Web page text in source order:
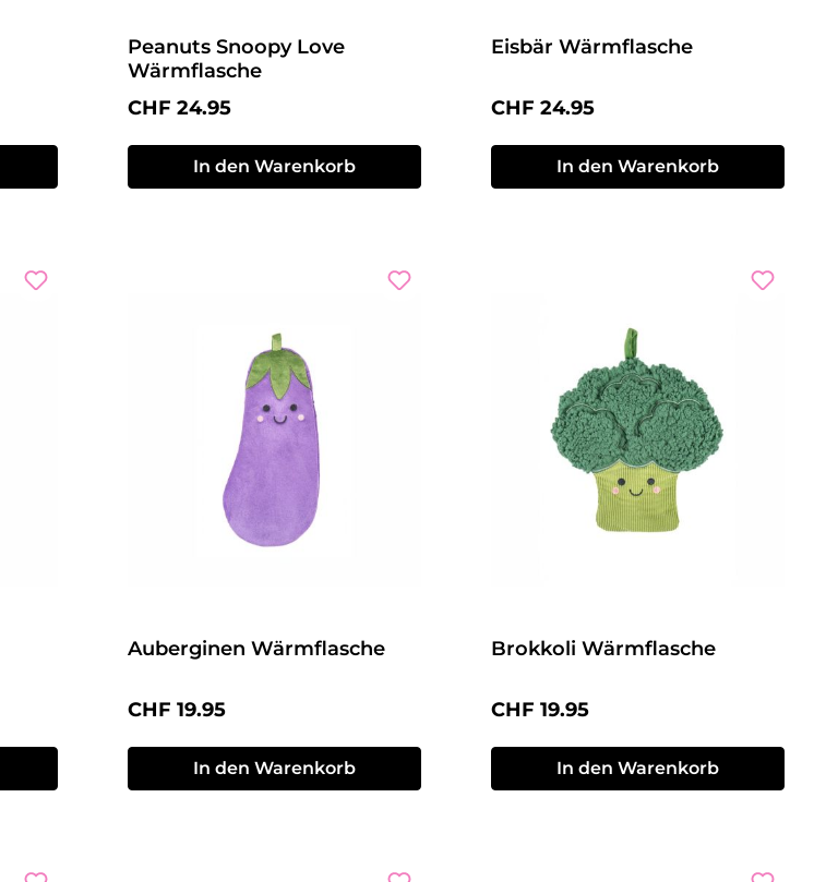
Peanuts Snoopy Love
Wärmflasche
Regulärer Preis:
CHF 24.95
In den Warenkorb
Eisbär Wärmflasche
Regulärer Preis:
CHF 24.95
In den Warenkorb
Auberginen Wärmflasche
Regulärer Preis:
CHF 19.95
In den Warenkorb
Brokkoli Wärmflasche
Regulärer Preis:
CHF 19.95
In den Warenkorb